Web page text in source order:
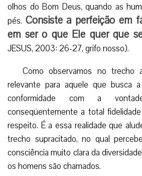
olhos do Bom Deus, quando as
pés. Consiste a perfeição em
em ser o que Ele quer que
JESUS, 2003: 26-27, grifo nosso).
Como observamos no trecho
relevante para aquele que busca
conformidade com a
conseqüentemente a total
respeito. É a essa realidade que
trecho supracitado, no qual
consciência muito clara da
os homens são chamados.